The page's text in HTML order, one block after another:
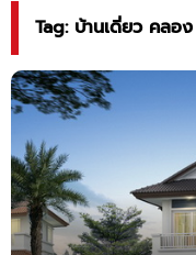
Tag: บ้านเดี่ยว คลอ